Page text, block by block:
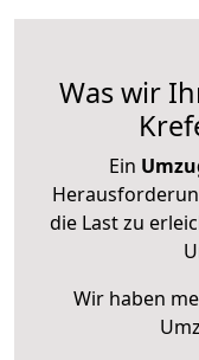
Was wir
Ein
die Last zu
Wir haben